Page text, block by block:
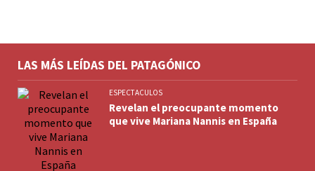
LAS MÁS LEÍDAS DEL PATAGÓNICO
ESPECTACULOS
Revelan el preocupante momento
que vive Mariana Nannis en España